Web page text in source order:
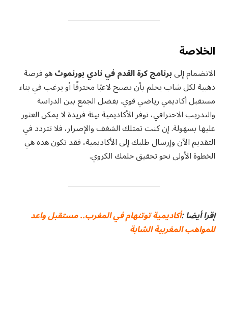
الخلاصة
الانضمام إلىبرنامج كرة القدم في نادي بورنموثهو فرصة
ذهبية لكل شاب يحلم بأن يصبح لاعبًا محترفًا أو يرغب في بناء
مستقبل أكاديمي رياضي قوي. بفضل الجمع بين الدراسة
والتدريب الاحترافي، توفر الأكاديمية بيئة فريدة لا يمكن العثور
عليها بسهولة. إن كنت تمتلك الشغف والإصرار، فلا تتردد في
التقديم الآن وإرسال طلبك إلى الأكاديمية، فقد تكون هذه هي
الخطوة الأولى نحو تحقيق حلمك الكروي.
إقرا أيضا :أكاديمية توتنهام في المغرب.. مستقبل واعد
للمواهب المغربية الشابة